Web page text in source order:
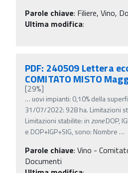
Parole chiave: Filiere, Vino,
Ultima modifica:
PDF: 240509 Lettera
COMITATO MISTO
[29%]
… uovi impianti: 0,10% della
31/07/2022: 928 ha. Limitazioni
Limitazioni stabilite: inzoneDOP,
e DOP+IGP+SIG, sono: Nombre …
Parole chiave: Vino -
Documenti